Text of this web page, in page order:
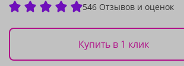
546 Отзывов и оценок
Купить в 1 клик